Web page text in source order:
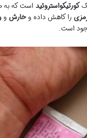
کورتیکواستروئید است که به
را کاهش داده وخارش و
است.